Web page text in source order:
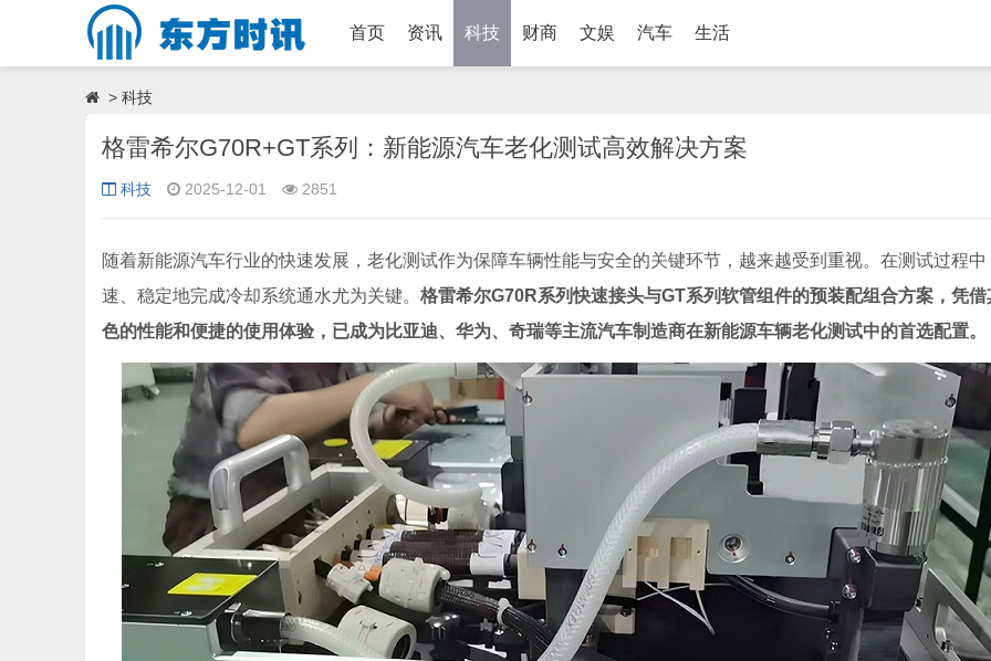
首页 资讯 科技 财商 文娱 汽车 生活
> 科技
格雷希尔G70R+GT系列：新能源汽车老化测试高效解决方案
科技 2025-12-01 2851
随着新能源汽车行业的快速发展，老化测试作为保障车辆性能与安全的关键环节，越来越受到重视。在测试过程中
速、稳定地完成冷却系统通水尤为关键。 格雷希尔G70R系列快速接头与GT系列软管组件的预装配组合方案，凭借
色的性能和便捷的使用体验，已成为比亚迪、华为、奇瑞等主流汽车制造商在新能源车辆老化测试中的首选配置。